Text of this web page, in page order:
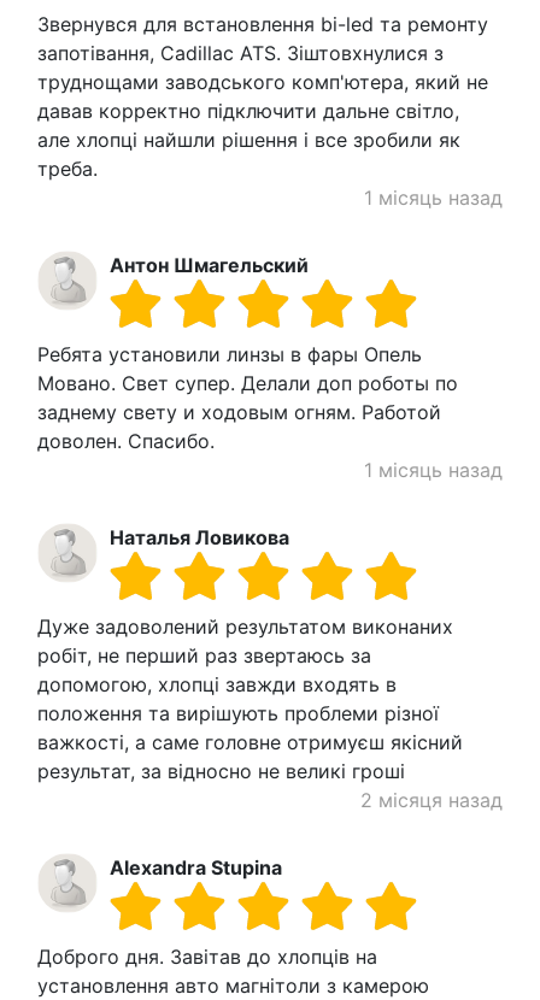
Звернувся для встановлення bi-led та ремонту
запотівання, Cadillac ATS. Зіштовхнулися з
труднощами заводського комп'ютера, який не
давав корректно підключити дальне світло,
але хлопці найшли рішення і все зробили як
треба.
1 місяць назад
Антон Шмагельский
Ребята установили линзы в фары Опель
Мовано. Свет супер. Делали доп роботы по
заднему свету и ходовым огням. Работой
доволен. Спасибо.
1 місяць назад
Наталья Ловикова
Дуже задоволений результатом виконаних
робіт, не перший раз звертаюсь за
допомогою, хлопці завжди входять в
положення та вирішують проблеми різної
важкості, а саме головне отримуєш якісний
результат, за відносно не великі гроші
2 місяця назад
Alexandra Stupina
Доброго дня. Завітав до хлопців на
установлення авто магнітоли з камерою